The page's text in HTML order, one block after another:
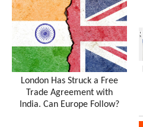
London Has Struck a Free
Trade Agreement with
India. Can Europe Follow?